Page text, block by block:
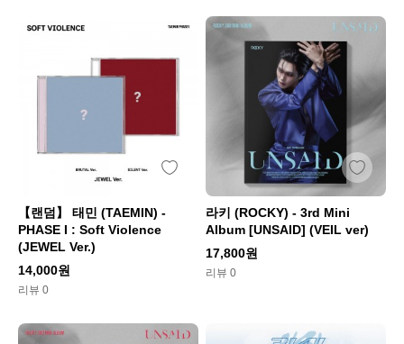
【랜덤】 태민 (TAEMIN) -
PHASE I : Soft Violence
(JEWEL Ver.)
14,000원
리뷰 0
라키 (ROCKY) - 3rd Mini
Album [UNSAID] (VEIL ver)
17,800원
리뷰 0